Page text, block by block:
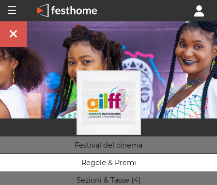
Festival del cinema
Regole & Premi
Sezioni & Tasse (4)